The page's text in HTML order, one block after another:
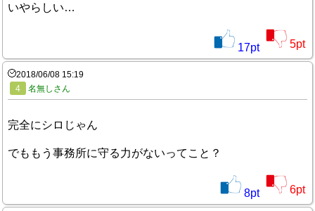
いやらしい…
17pt 5pt
2018/06/08 15:19
4
名無しさん
完全にシロじゃん
でももう事務所に守る力がないってこと？
8pt 6pt